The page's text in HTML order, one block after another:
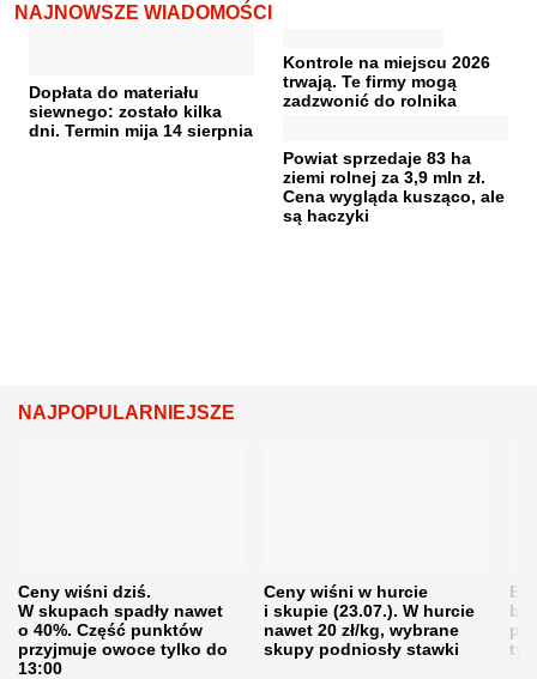
NAJNOWSZE WIADOMOŚCI
Dopłata do materiału
siewnego: zostało kilka
dni. Termin mija 14 sierpnia
Kontrole na miejscu 2026
trwają. Te firmy mogą
zadzwonić do rolnika
Powiat sprzedaje 83 ha
ziemi rolnej za 3,9 mln zł.
Cena wygląda kusząco, ale
są haczyki
NAJPOPULARNIEJSZE
Ceny wiśni dziś.
W skupach spadły nawet
o 40%. Część punktów
przyjmuje owoce tylko do
13:00
Ceny wiśni w hurcie
i skupie (23.07.). W hurcie
nawet 20 zł/kg, wybrane
skupy podniosły stawki